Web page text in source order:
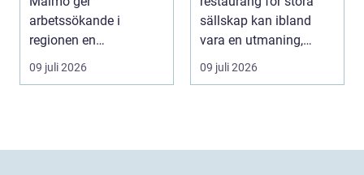
arbetssökande i
regionen en
strukturerad och
personlig vä...
09 juli 2026
sällskap kan ibland
vara en utmaning,
särsk...
09 juli 2026